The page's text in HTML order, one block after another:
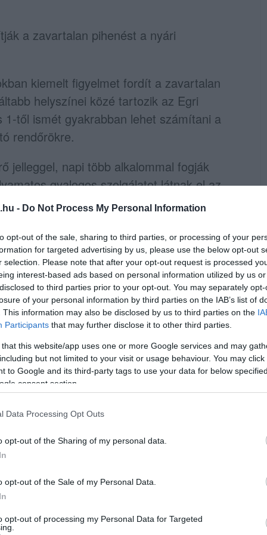
- Do Not Process My Personal Information
opt-out of the sale, sharing to third parties, or processing of your
for targeted advertising by us, please use the below opt-out
selection. Please note that after your opt-out request is processed
interest-based ads based on personal information utilized by us
to third parties prior to your opt-out. You may separately
of your personal information by third parties on the IAB’s list of
This information may also be disclosed by us to third parties on the
Participants that may further disclose it to other third parties.
that this website/app uses one or more Google services and may
but not limited to your visit or usage behaviour. You may
to Google and its third-party tags to use your data for below
consent section.
Data Processing Opt Outs
opt-out of the Sharing of my personal data.
opt-out of the Sale of my Personal Data.
opt-out of processing my Personal Data for Targeted
a zavartalan pihenést a nyári
kiemelt figyelmet fordít a zavartalan
helyszínei közé tartozik az Egri
től ismét gyakrabban lehet számítani a
rendőrökre.
jelleggel, napi több alkalommal fogják
gyalogos szolgálatot látnak el az
céljából, továbbá bűn- és baleset-
József r. alezredes 2016. június 28-án,
a „strandszolgálat” célját és az
Igazgatója, Lugosi Dénes elmondta az
szolgálatot ellátó középiskolások is
Bűnmegelőzési Programhoz csatlakozva
a bűnmegelőzés
fürdőzők a közös szolgálatban